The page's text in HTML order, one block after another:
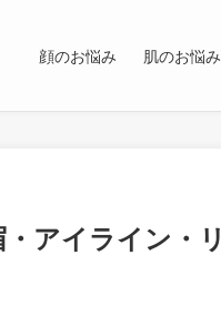
顔のお悩み 肌のお悩み
アイライン・リ